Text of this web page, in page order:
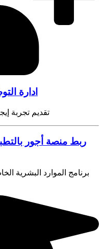
ادارة
تقديم تجربة
ربط منصة أجور
برنامج الموارد البشرية